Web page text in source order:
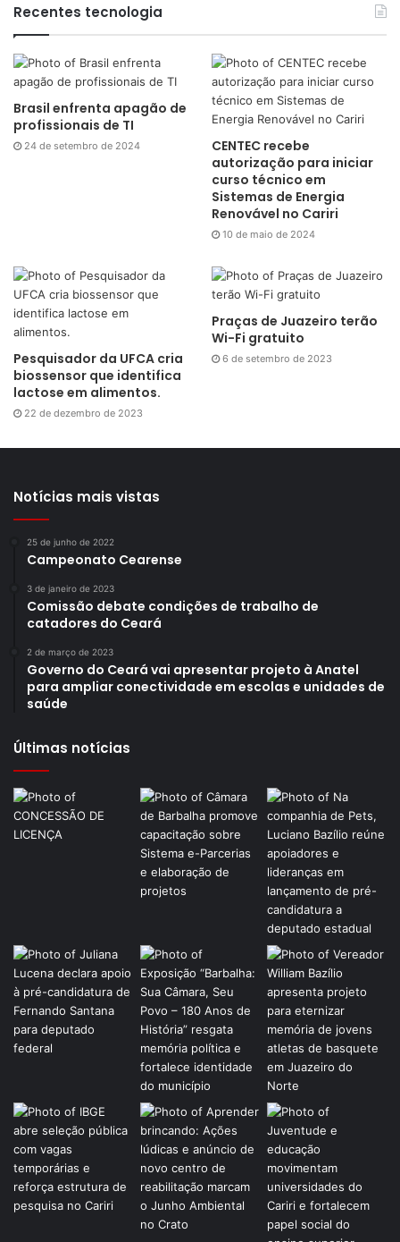
Recentes tecnologia
Brasil enfrenta apagão de
profissionais de TI
24 de setembro de 2024
CENTEC recebe
autorização para iniciar
curso técnico em
Sistemas de Energia
Renovável no Cariri
10 de maio de 2024
Pesquisador da UFCA cria
biossensor que identifica
lactose em alimentos.
22 de dezembro de 2023
Praças de Juazeiro terão
Wi-Fi gratuito
6 de setembro de 2023
Notícias mais vistas
25 de junho de 2022
Campeonato Cearense
3 de janeiro de 2023
Comissão debate condições de trabalho de
catadores do Ceará
2 de março de 2023
Governo do Ceará vai apresentar projeto à Anatel
para ampliar conectividade em escolas e unidades de
saúde
Últimas notícias